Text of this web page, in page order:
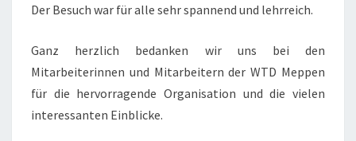
Der Besuch war für alle sehr spannend und lehrreich.
Ganz herzlich bedanken wir uns bei den
Mitarbeiterinnen und Mitarbeitern der WTD Meppen
für die hervorragende Organisation und die vielen
interessanten Einblicke.